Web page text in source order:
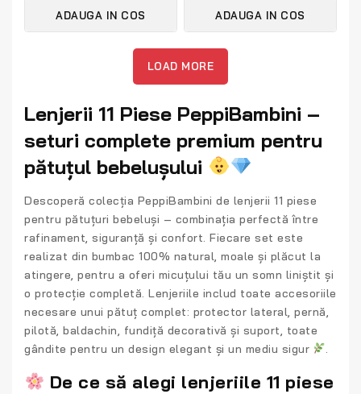
ADAUGA IN COS ADAUGA IN COS
LOAD MORE
Lenjerii 11 Piese PeppiBambini –
seturi complete premium pentru
pătuțul bebelușului
Descoperă colecția PeppiBambini de lenjerii 11 piese
pentru pătuțuri bebeluși – combinația perfectă între
rafinament, siguranță și confort. Fiecare set este
realizat din bumbac 100% natural, moale și plăcut la
atingere, pentru a oferi micuțului tău un somn liniștit și
o protecție completă. Lenjeriile includ toate accesoriile
necesare unui pătuț complet: protector lateral, pernă,
pilotă, baldachin, fundiță decorativă și suport, toate
gândite pentru un design elegant și un mediu sigur
.
De ce să alegi lenjeriile 11 piese